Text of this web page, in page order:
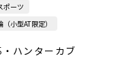
ポーツ
小型AT限定）
ハンターカブ